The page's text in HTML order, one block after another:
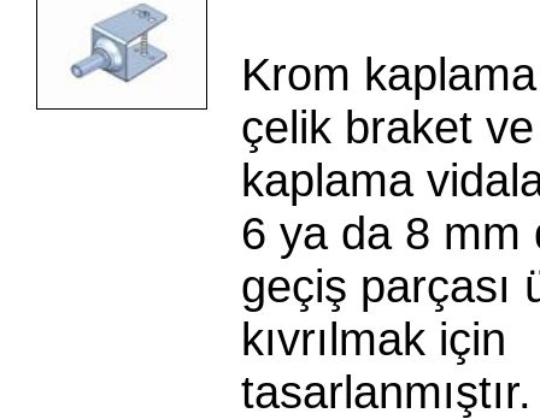
Krom
çelik braket
kaplama
6 ya da 8 mm
geçiş parçası
kıvrılmak için
tasarlanmıştır.